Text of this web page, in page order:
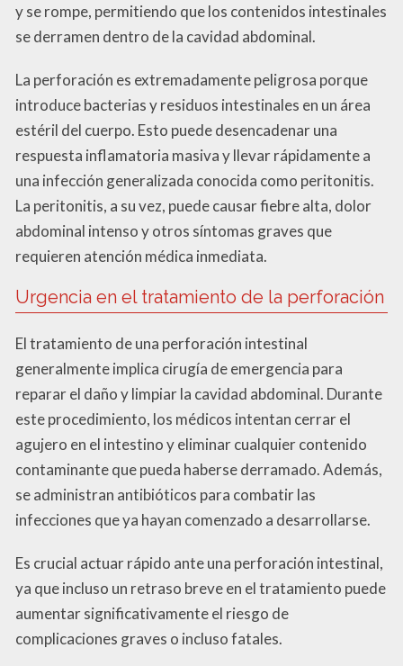
y se rompe, permitiendo que los contenidos intestinales
se derramen dentro de la cavidad abdominal.
La perforación es extremadamente peligrosa porque
introduce bacterias y residuos intestinales en un área
estéril del cuerpo. Esto puede desencadenar una
respuesta inflamatoria masiva y llevar rápidamente a
una infección generalizada conocida como peritonitis.
La peritonitis, a su vez, puede causar fiebre alta, dolor
abdominal intenso y otros síntomas graves que
requieren atención médica inmediata.
Urgencia en el tratamiento de la perforación
El tratamiento de una perforación intestinal
generalmente implica cirugía de emergencia para
reparar el daño y limpiar la cavidad abdominal. Durante
este procedimiento, los médicos intentan cerrar el
agujero en el intestino y eliminar cualquier contenido
contaminante que pueda haberse derramado. Además,
se administran antibióticos para combatir las
infecciones que ya hayan comenzado a desarrollarse.
Es crucial actuar rápido ante una perforación intestinal,
ya que incluso un retraso breve en el tratamiento puede
aumentar significativamente el riesgo de
complicaciones graves o incluso fatales.